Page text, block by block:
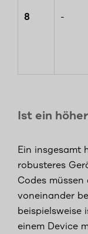
8 -
Ist ein
Ein insgesamt
robusteres
Codes
voneinander
beispielsweise
einem Device